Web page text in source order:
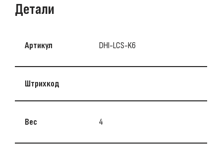
Детали
Артикул DHI-LCS-K6
Штрихкод
Вес 4